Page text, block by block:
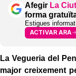
Afegir La
forma
Estigues
ACTIVAR ARA
La Vegueria del
major creixement